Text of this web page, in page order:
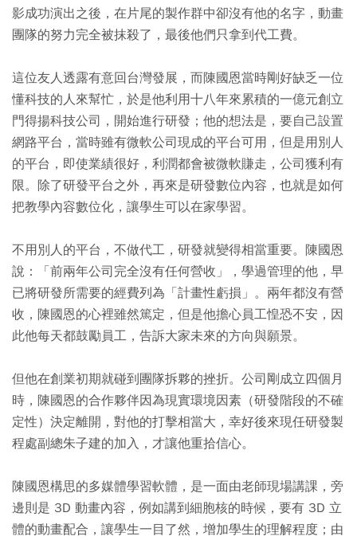
影成功演出之後，在片尾的製作群中卻沒有他的名字，動畫
團隊的努力完全被抹殺了，最後他們只拿到代工費。
這位友人透露有意回台灣發展，而陳國恩當時剛好缺乏一位
懂科技的人來幫忙，於是他利用十八年來累積的一億元創立
門得揚科技公司，開始進行研發；他的想法是，要自己設置
網路平台，當時雖有微軟公司現成的平台可用，但是用別人
的平台，即使業績很好，利潤都會被微軟賺走，公司獲利有
限。除了研發平台之外，再來是研發數位內容，也就是如何
把教學內容數位化，讓學生可以在家學習。
不用別人的平台，不做代工，研發就變得相當重要。陳國恩
說：「前兩年公司完全沒有任何營收」，學過管理的他，早
已將研發所需要的經費列為「計畫性虧損」。兩年都沒有營
收，陳國恩的心裡雖然篤定，但是他擔心員工惶恐不安，因
此他每天都鼓勵員工，告訴大家未來的方向與願景。
但他在創業初期就碰到團隊拆夥的挫折。公司剛成立四個月
時，陳國恩的合作夥伴因為現實環境因素（研發階段的不確
定性）決定離開，對他的打擊相當大，幸好後來現任研發製
程處副總朱子建的加入，才讓他重拾信心。
陳國恩構思的多媒體學習軟體，是一面由老師現場講課，旁
邊則是 3D 動畫內容，例如講到細胞核的時候，要有 3D 立
體的動畫配合，讓學生一目了然，增加學生的理解程度；由